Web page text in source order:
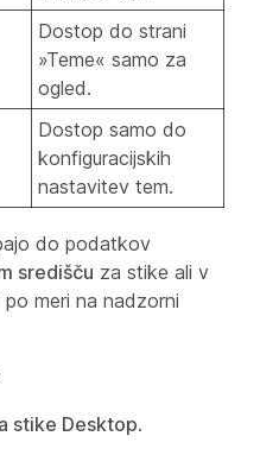
Dostop do strani
»Teme« samo za
ogled.
Dostop samo do
konfiguracijskih
nastavitev tem.
do podatkov
središču za stike ali v
meri na nadzorni
stike Desktop.